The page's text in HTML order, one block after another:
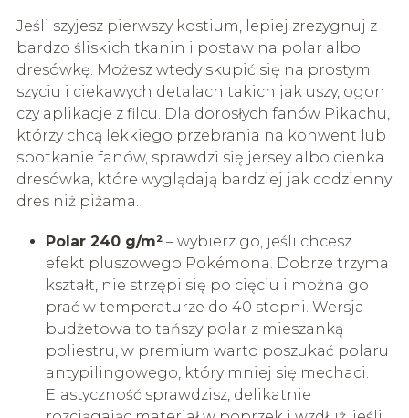
Jeśli szyjesz pierwszy kostium, lepiej zrezygnuj z
bardzo śliskich tkanin i postaw na polar albo
dresówkę. Możesz wtedy skupić się na prostym
szyciu i ciekawych detalach takich jak uszy, ogon
czy aplikacje z filcu. Dla dorosłych fanów Pikachu,
którzy chcą lekkiego przebrania na konwent lub
spotkanie fanów, sprawdzi się jersey albo cienka
dresówka, które wyglądają bardziej jak codzienny
dres niż piżama.
Polar 240 g/m²– wybierz go, jeśli chcesz
efekt pluszowego Pokémona. Dobrze trzyma
kształt, nie strzępi się po cięciu i można go
prać w temperaturze do 40 stopni. Wersja
budżetowa to tańszy polar z mieszanką
poliestru, w premium warto poszukać polaru
antypilingowego, który mniej się mechaci.
Elastyczność sprawdzisz, delikatnie